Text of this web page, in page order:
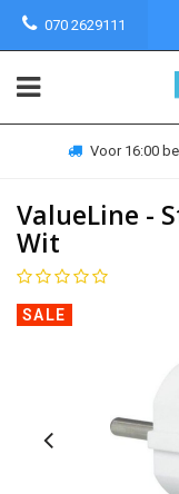
070 2629111
Voor 16:00
ValueLine -
Wit
SALE